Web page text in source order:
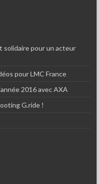
solidaire pour un acteur
pour LMC France
2016 avec AXA
G.ride !